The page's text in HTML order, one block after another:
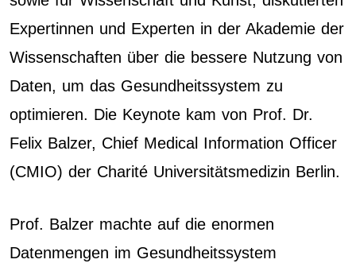
Expertinnen und Experten in der Akademie der
Wissenschaften über die bessere Nutzung von
Daten, um das Gesundheitssystem zu
optimieren. Die Keynote kam von Prof. Dr.
Felix Balzer, Chief Medical Information Officer
(CMIO) der Charité Universitätsmedizin Berlin.
Prof. Balzer machte auf die enormen
Datenmengen im Gesundheitssystem